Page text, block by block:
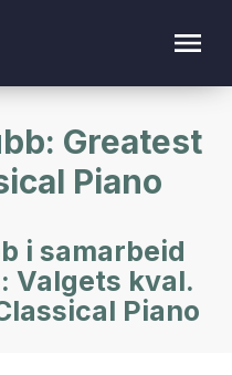
Greatest
Piano
i samarbeid
Valgets kval.
Piano